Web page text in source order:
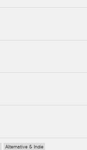
Alternative & Indie